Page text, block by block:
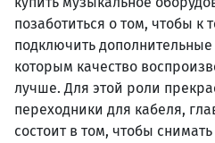
позаботиться о том, чтобы к
подключить
которым качество
лучше. Для этой роли
переходники для кабеля,
состоит в том, чтобы